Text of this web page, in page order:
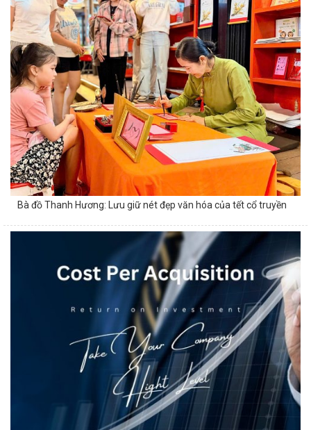
Bà đồ Thanh Hương: Lưu giữ nét đẹp văn hóa của tết cổ truyền